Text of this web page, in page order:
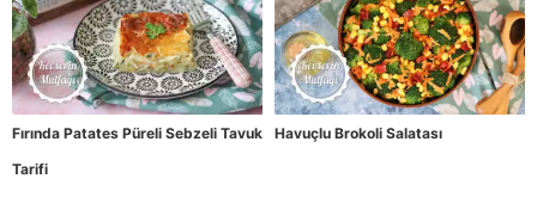
Fırında Patates Püreli Sebzeli Tavuk
Tarifi
Havuçlu Brokoli Salatası